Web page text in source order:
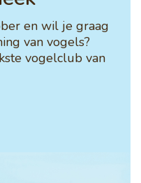
en wil je graag
van vogels?
vogelclub van